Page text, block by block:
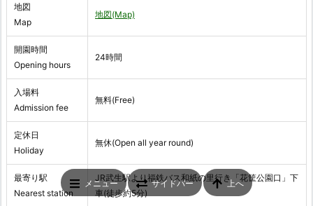
地図
Map
地図(Map)
開園時間
Opening hours
24時間
入場料
Admission fee
無料(Free)
定休日
Holiday
無休(Open all year round)
最寄り駅
Nearest station
JR武生駅より福鉄バス和紙の里行き「花筐公園口」下
車(徒歩約5分)
メニュー サイドバー 上へ